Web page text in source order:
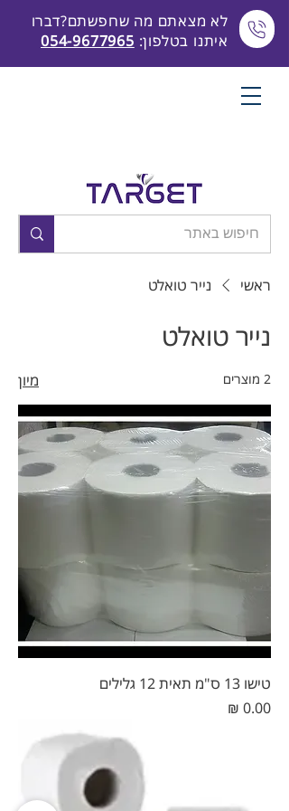
לא מצאתם מה שחפשתם?דברו
איתנו בטלפון: 054-9677965
ראשי נייר טואלט
נייר טואלט
2 מוצרים מיון
טישו 13 ס"מ תאית 12 גלילים
מחיר